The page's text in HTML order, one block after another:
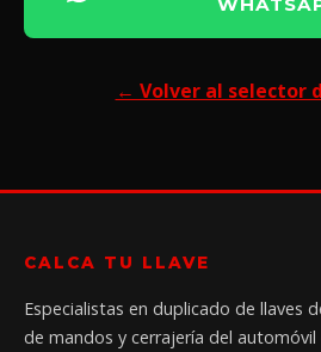
← Volver al selector
CALCA TU LLAVE
Especialistas en duplicado de llaves
de mandos y cerrajería del automóvil